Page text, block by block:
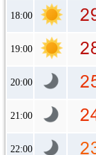
18:00
19:00
20:00
21:00
22:00